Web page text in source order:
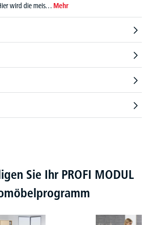
wird die meis… Mehr
Sie Ihr PROFI MODUL